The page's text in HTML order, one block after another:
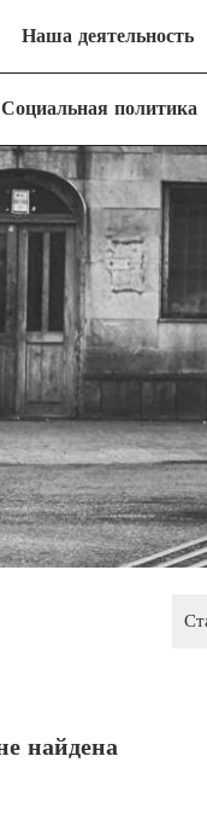
Наша деятельность
Социальная политика
найдена